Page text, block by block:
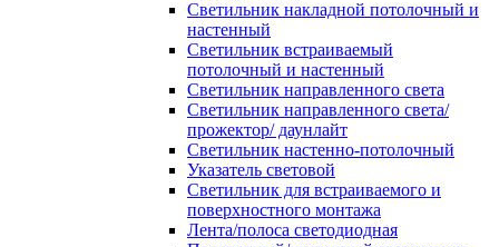
Светильник накладной потолочный и
настенный
Светильник встраиваемый
потолочный и настенный
Светильник направленного света
Светильник направленного света/
прожектор/ даунлайт
Светильник настенно-потолочный
Указатель световой
Светильник для встраиваемого и
поверхностного монтажа
Лента/полоса светодиодная